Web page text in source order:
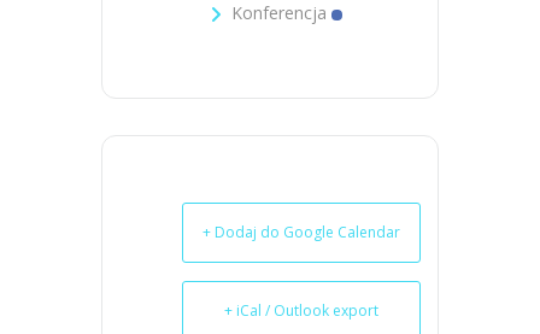
Konferencja
+ Dodaj do Google Calendar
+ iCal / Outlook export